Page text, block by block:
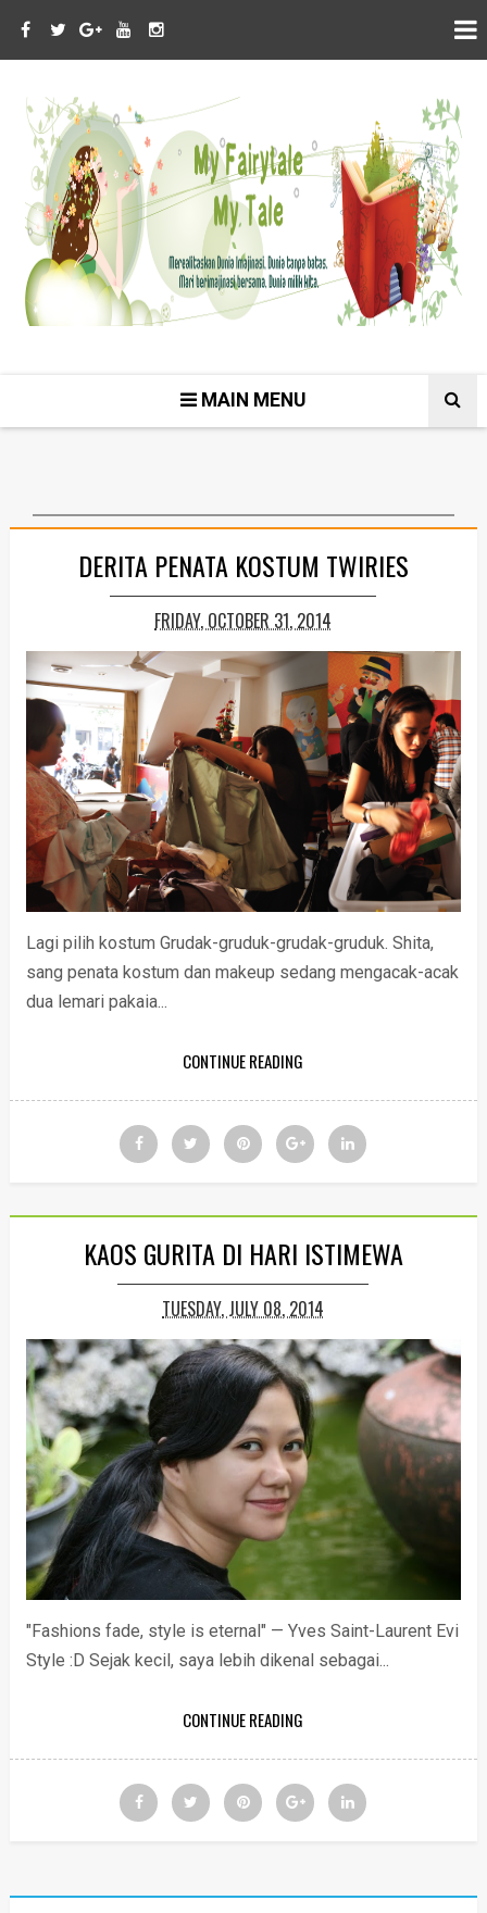
MAIN MENU
DERITA PENATA KOSTUM TWIRIES
FRIDAY, OCTOBER 31, 2014
Lagi pilih kostum Grudak-gruduk-grudak-gruduk. Shita,
sang penata kostum dan makeup sedang mengacak-acak
dua lemari pakaia...
CONTINUE READING
KAOS GURITA DI HARI ISTIMEWA
TUESDAY, JULY 08, 2014
"Fashions fade, style is eternal" — Yves Saint-Laurent Evi
Style :D Sejak kecil, saya lebih dikenal sebagai...
CONTINUE READING